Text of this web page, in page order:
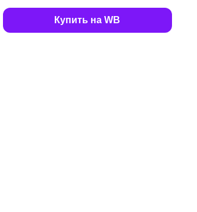
Купить на WB